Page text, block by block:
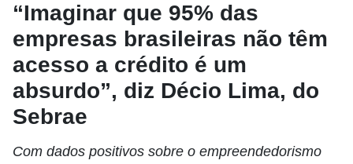
“Imaginar que 95% das
empresas brasileiras não têm
acesso a crédito é um
absurdo”, diz Décio Lima, do
Sebrae
Com dados positivos sobre o empreendedorismo